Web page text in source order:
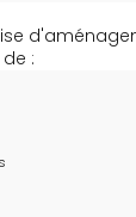
: